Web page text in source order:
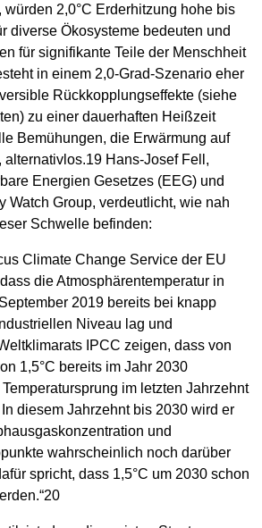
würden 2,0°C Erderhitzung hohe bis
diverse Ökosysteme bedeuten und
für signifikante Teile der Menschheit
in einem 2,0-Grad-Szenario eher
Rückkopplungseffekte (siehe
zu einer dauerhaften Heißzeit
Bemühungen, die Erwärmung auf
alternativlos.19 Hans-Josef Fell,
Energien Gesetzes (EEG) und
Watch Group, verdeutlicht, wie nah
Schwelle befinden:
Climate Change Service der EU
die Atmosphärentemperatur in
2019 bereits bei knapp
Niveau lag und
IPCC zeigen, dass von
1,5°C bereits im Jahr 2030
im letzten Jahrzehnt
diesem Jahrzehnt bis 2030 wird er
und
wahrscheinlich noch darüber
spricht, dass 1,5°C um 2030 schon